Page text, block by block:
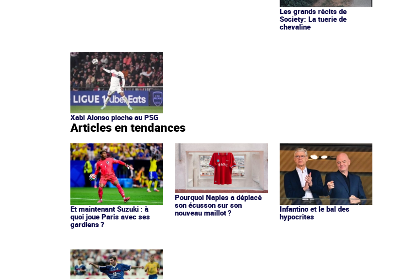
Les grands récits de
Society: La tuerie de
chevaline
Xabi Alonso pioche au PSG
Articles en tendances
Et maintenant Suzuki : à
quoi joue Paris avec ses
gardiens ?
Pourquoi Naples a déplacé
son écusson sur son
nouveau maillot ?
Infantino et le bal des
hypocrites